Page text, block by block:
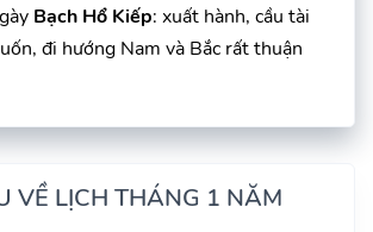
Bạch Hổ Kiếp: xuất hành, cầu tài
đi hướng Nam và Bắc rất thuận
VỀ LỊCH THÁNG 1 NĂM